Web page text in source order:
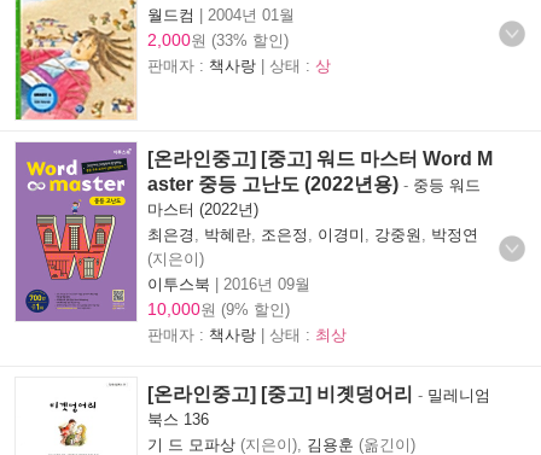
월드컴 | 2004년 01월
2,000원 (33% 할인)
판매자 : 책사랑 | 상태 : 상
[온라인중고] [중고] 워드 마스터 Word M
aster 중등 고난도 (2022년용) - 중등 워드
마스터 (2022년)
최은경
박혜란 조은정 이경미 강중원
박정연
(지은이)
이투스북 | 2016년 09월
10,000원 (9% 할인)
판매자 : 책사랑 | 상태 : 최상
[온라인중고] [중고] 비곗덩어리 - 밀레니엄
북스 136
기 드 모파상 (지은이), 김용훈 (옮긴이)